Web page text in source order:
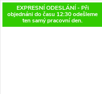
EXPRESNÍ ODESLÁNÍ - Při
objednáni do času 12:30 odešleme
ten samý pracovní den.